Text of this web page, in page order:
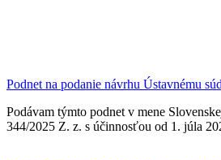
Podnet na podanie návrhu Ústavnému
Podávam týmto podnet v mene
344/2025 Z. z. s účinnosťou od 1. júla